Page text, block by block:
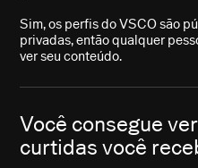
Sim, os perfis do VSCO são
privadas, então qualquer
ver seu conteúdo.
Você consegue
curtidas você